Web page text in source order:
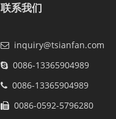
联系我们
inquiry@tsianfan.com
0086-13365904989
0086-13365904989
0086-0592-5796280